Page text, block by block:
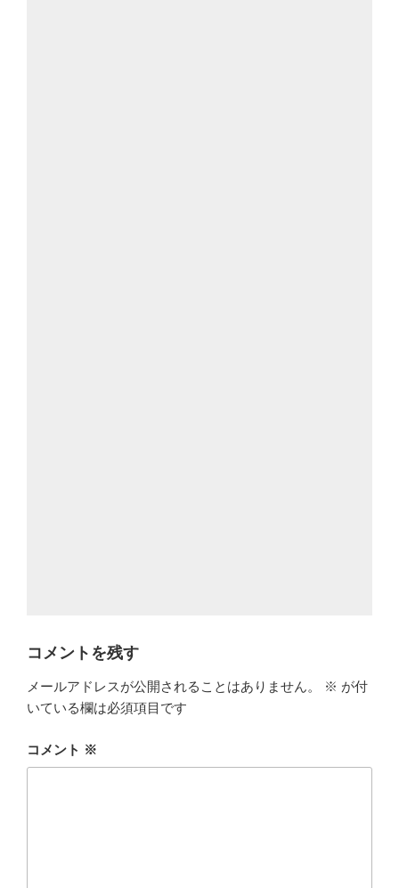
コメントを残す
メールアドレスが公開されることはありません。 ※ が付
いている欄は必須項目です
コメント ※